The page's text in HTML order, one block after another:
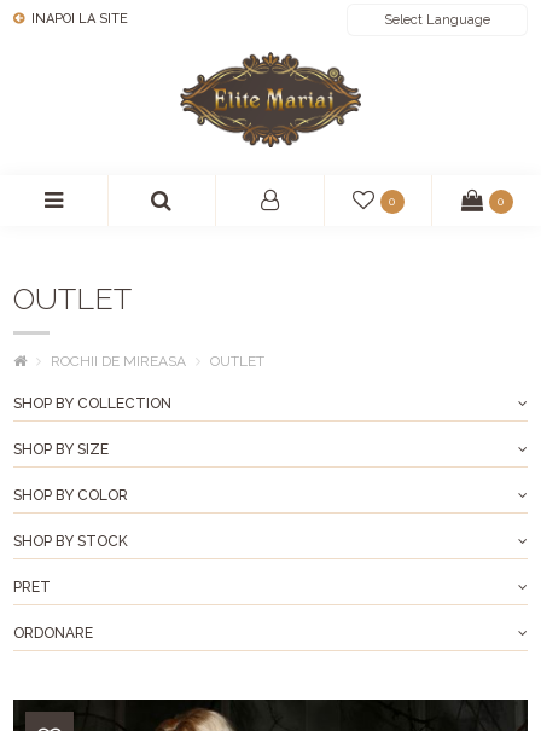
INAPOI LA SITE
0 0
OUTLET
ROCHII DE MIREASA OUTLET
SHOP BY COLLECTION
SHOP BY SIZE
SHOP BY COLOR
SHOP BY STOCK
PRET
ORDONARE